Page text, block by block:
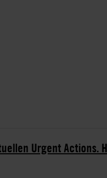
Urgent Actions.